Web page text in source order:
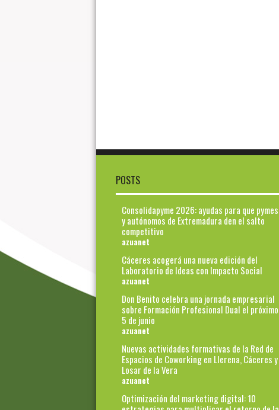
POSTS
Consolidapyme 2026: ayudas para que pymes
y autónomos de Extremadura den el salto
competitivo
azuanet
Cáceres acogerá una nueva edición del
Laboratorio de Ideas con Impacto Social
azuanet
Don Benito celebra una jornada empresarial
sobre Formación Profesional Dual el próximo
5 de junio
azuanet
Nuevas actividades formativas de la Red de
Espacios de Coworking en Llerena, Cáceres y
Losar de la Vera
azuanet
Optimización del marketing digital: 10